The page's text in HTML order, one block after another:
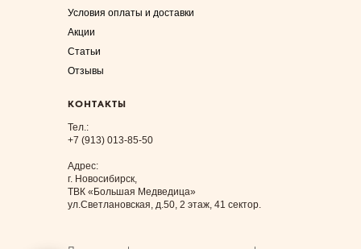
Условия оплаты и доставки
Акции
Статьи
Отзывы
КОНТАКТЫ
Тел.:
+7 (913) 013-85-50
Адрес:
г. Новосибирск,
ТВК «Большая Медведица»
ул.Светлановская, д.50, 2 этаж, 41 сектор.